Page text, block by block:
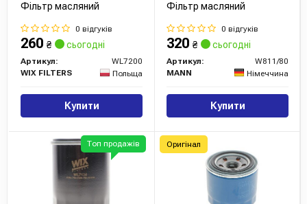
Фільтр масляний
0 відгуків
260 ₴ сьогодні
Артикул:
WL7200
WIX FILTERS
Польща
Купити
Фільтр масляний
0 відгуків
320 ₴ сьогодні
Артикул:
W811/80
MANN
Німеччина
Купити
Топ продажів Оригінал